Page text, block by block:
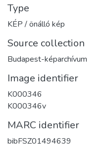
Type
KÉP / önálló kép
Source collection
Budapest-képarchívum
Image identifier
K000346
K000346v
MARC identifier
bibFSZ01494639